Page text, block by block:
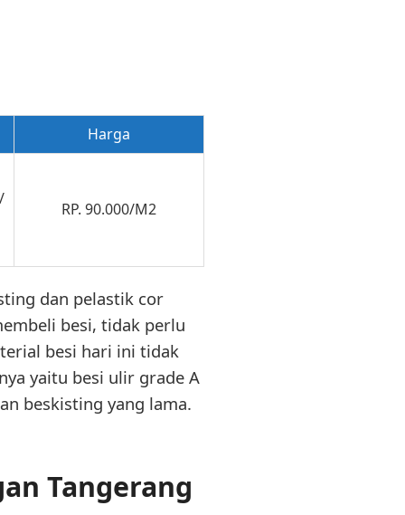
Harga
RP. 90.000/M2
dan pelastik cor
besi, tidak perlu
besi hari ini tidak
yaitu besi ulir grade A
beskisting yang lama.
Tangerang